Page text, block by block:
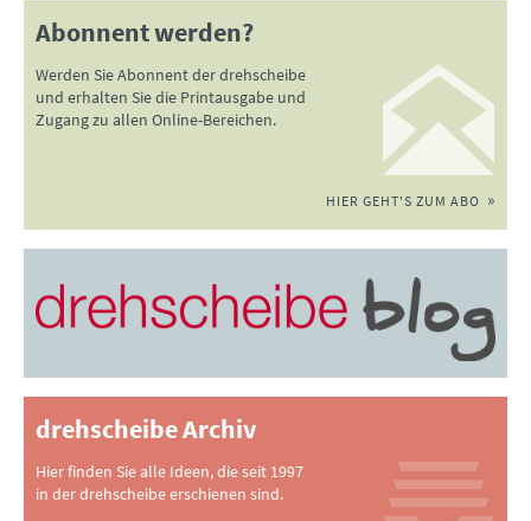
Abonnent werden?
Werden Sie Abonnent der drehscheibe
und erhalten Sie die Printausgabe und
Zugang zu allen Online-Bereichen.
HIER GEHT'S ZUM ABO
drehscheibe Archiv
Hier finden Sie alle Ideen, die seit 1997
in der drehscheibe erschienen sind.